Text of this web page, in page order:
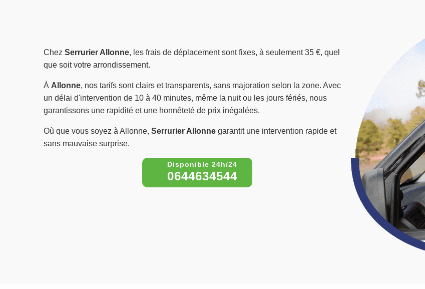
Chez Serrurier Allonne, les frais de déplacement sont fixes, à seulement 35 €, quel
que soit votre arrondissement.
À Allonne, nos tarifs sont clairs et transparents, sans majoration selon la zone. Avec
un délai d'intervention de 10 à 40 minutes, même la nuit ou les jours fériés, nous
garantissons une rapidité et une honnêteté de prix inégalées.
Où que vous soyez à Allonne, Serrurier Allonne garantit une intervention rapide et
sans mauvaise surprise.
0644634544